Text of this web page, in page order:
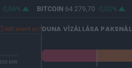
BITCOIN64 279,70 0,02%
Mit jelent ez?
MW
DUNA VÍZÁLLÁSA PAKSNÁL